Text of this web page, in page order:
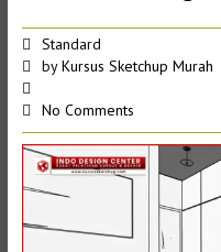
Standard
byKursus Sketchup Murah
No Comments